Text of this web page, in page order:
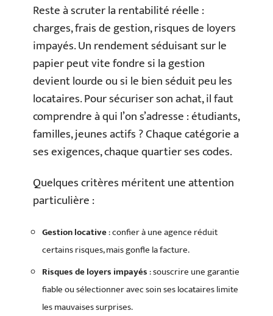
Reste à scruter la rentabilité réelle :
charges, frais de gestion, risques de loyers
impayés. Un rendement séduisant sur le
papier peut vite fondre si la gestion
devient lourde ou si le bien séduit peu les
locataires. Pour sécuriser son achat, il faut
comprendre à qui l’on s’adresse : étudiants,
familles, jeunes actifs ? Chaque catégorie a
ses exigences, chaque quartier ses codes.
Quelques critères méritent une attention
particulière :
Gestion locative: confier à une agence réduit
certains risques, mais gonfle la facture.
Risques de loyers impayés: souscrire une garantie
fiable ou sélectionner avec soin ses locataires limite
les mauvaises surprises.